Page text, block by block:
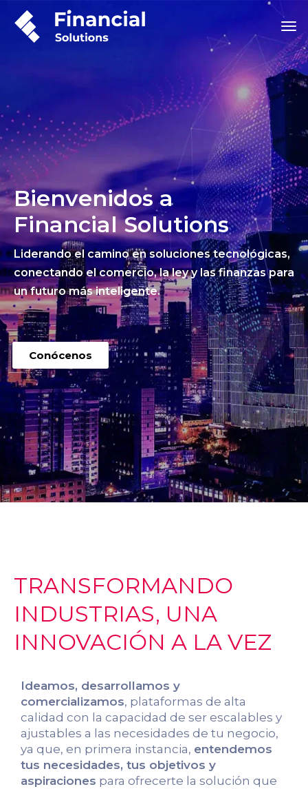
Bienvenidos a
Financial Solutions
Liderando el camino en soluciones tecnológicas,
conectando el comercio, la ley y las finanzas para
un futuro más inteligente.
Conócenos
TRANSFORMANDO
INDUSTRIAS, UNA
INNOVACIÓN A LA VEZ
Ideamos, desarrollamos y
comercializamos, plataformas de alta
calidad con la capacidad de ser escalables y
ajustables a las necesidades de tu negocio,
ya que, en primera instancia, entendemos
tus necesidades, tus objetivos y
aspiraciones para ofrecerte la solución que